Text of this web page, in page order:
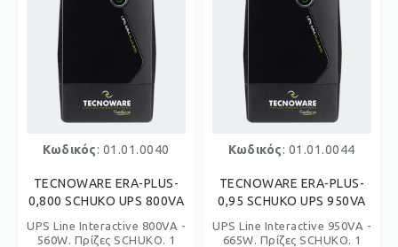
Κωδικός: 01.01.0040
TECNOWARE ERA-PLUS-
0,800 SCHUKO UPS 800VA
UPS Line Interactive 800VA -
560W. Πρίζες SCHUKO. 1
Κωδικός: 01.01.0044
TECNOWARE ERA-PLUS-
0,95 SCHUKO UPS 950VA
UPS Line Interactive 950VA -
665W. Πρίζες SCHUKO. 1